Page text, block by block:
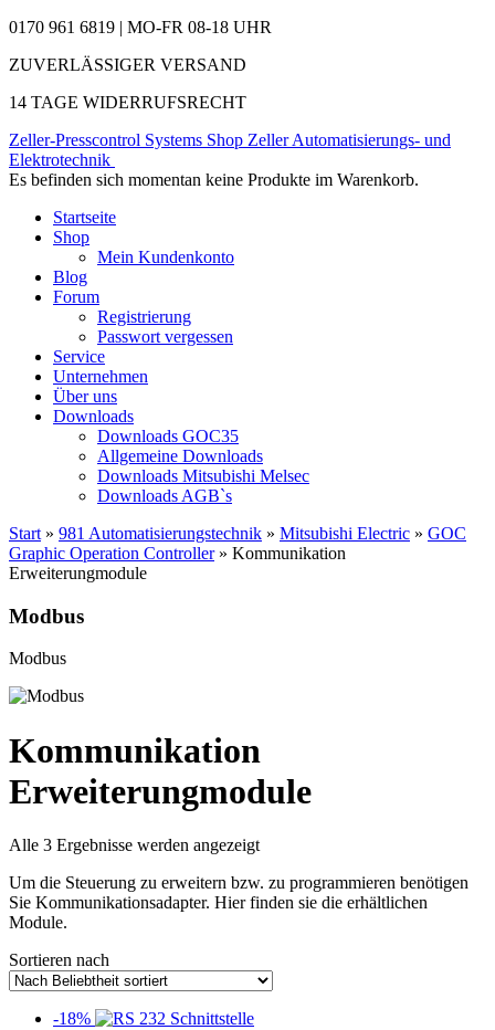
0170 961 6819 | MO-FR 08-18 UHR
ZUVERLÄSSIGER VERSAND
14 TAGE WIDERRUFSRECHT
Zeller-Presscontrol Systems Shop Zeller Automatisierungs- und
Elektrotechnik
Es befinden sich momentan keine Produkte im Warenkorb.
Startseite
Shop
Mein Kundenkonto
Blog
Forum
Registrierung
Passwort vergessen
Service
Unternehmen
Über uns
Downloads
Downloads GOC35
Allgemeine Downloads
Downloads Mitsubishi Melsec
Downloads AGB`s
Start » 981 Automatisierungstechnik » Mitsubishi Electric » GOC
Graphic Operation Controller» Kommunikation
Erweiterungmodule
Modbus
Modbus
Kommunikation
Erweiterungmodule
Alle 3 Ergebnisse werden angezeigtNach
sortiert
Um die Steuerung zu erweitern bzw. zu programmieren benötigen
Sie Kommunikationsadapter. Hier finden sie die erhältlichen
Module.
Sortieren nach
-18%